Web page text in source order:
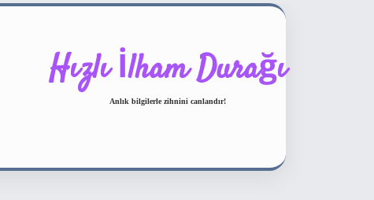
Hızlı İlham Durağı
Anlık bilgilerle zihnini canlandır!